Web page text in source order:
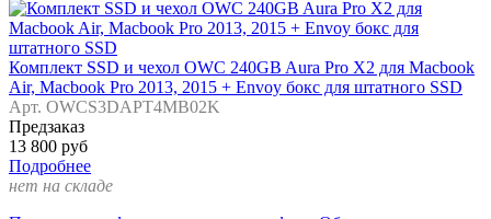
Комплект SSD и чехол OWC 240GB Aura Pro X2 для Macbook
Air, Macbook Pro 2013, 2015 + Envoy бокс для штатного SSD
Арт. OWCS3DAPT4MB02K
Предзаказ
13 800 руб
Подробнее
нет на складе